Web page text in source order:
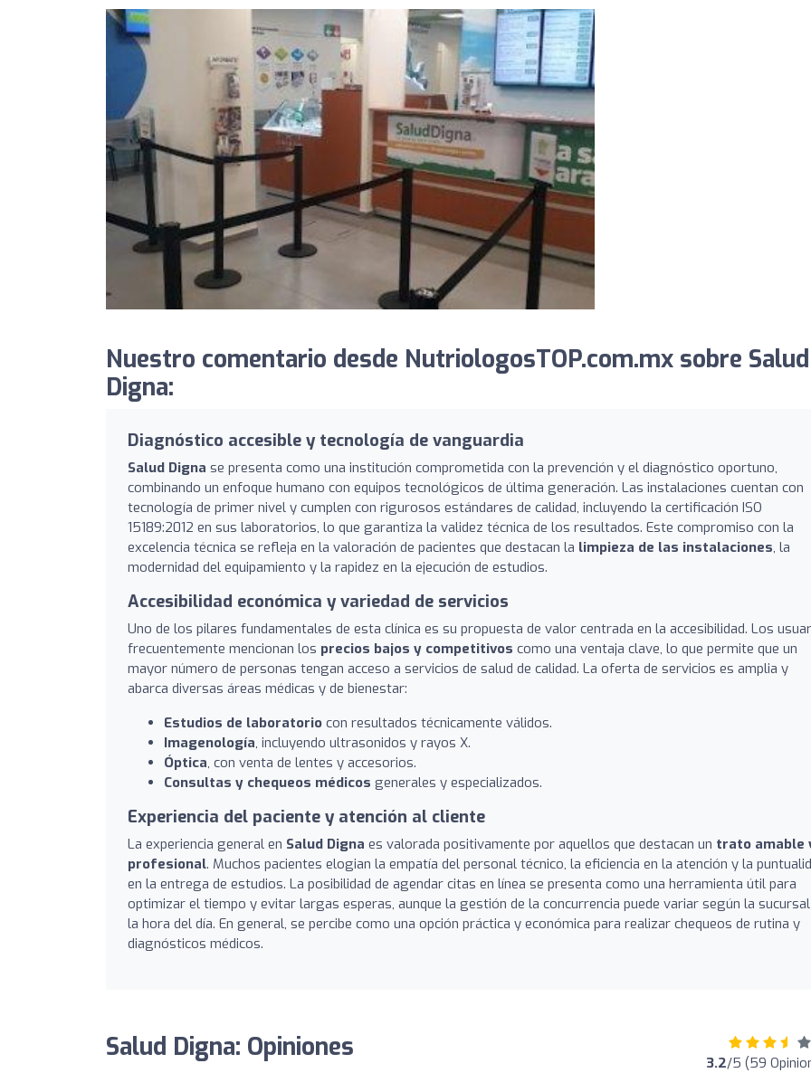
Nuestro comentario desde NutriologosTOP.com.mx sobre Salud
Digna:
Diagnóstico accesible y tecnología de vanguardia
Salud Digna se presenta como una institución comprometida con la prevención y el diagnóstico oportuno,
combinando un enfoque humano con equipos tecnológicos de última generación. Las instalaciones cuentan con
tecnología de primer nivel y cumplen con rigurosos estándares de calidad, incluyendo la certificación ISO
15189:2012 en sus laboratorios, lo que garantiza la validez técnica de los resultados. Este compromiso con la
excelencia técnica se refleja en la valoración de pacientes que destacan la limpieza de las instalaciones, la
modernidad del equipamiento y la rapidez en la ejecución de estudios.
Accesibilidad económica y variedad de servicios
Uno de los pilares fundamentales de esta clínica es su propuesta de valor centrada en la accesibilidad. Los
frecuentemente mencionan los precios bajos y competitivos como una ventaja clave, lo que permite que un
mayor número de personas tengan acceso a servicios de salud de calidad. La oferta de servicios es amplia y
abarca diversas áreas médicas y de bienestar:
Estudios de laboratorio con resultados técnicamente válidos.
Imagenología, incluyendo ultrasonidos y rayos X.
Óptica, con venta de lentes y accesorios.
Consultas y chequeos médicos generales y especializados.
Experiencia del paciente y atención al cliente
La experiencia general en Salud Digna es valorada positivamente por aquellos que destacan un trato amable
profesional. Muchos pacientes elogian la empatía del personal técnico, la eficiencia en la atención y la
en la entrega de estudios. La posibilidad de agendar citas en línea se presenta como una herramienta útil para
optimizar el tiempo y evitar largas esperas, aunque la gestión de la concurrencia puede variar según la
la hora del día. En general, se percibe como una opción práctica y económica para realizar chequeos de rutina y
diagnósticos médicos.
Salud Digna: Opiniones 3.2/5 (59